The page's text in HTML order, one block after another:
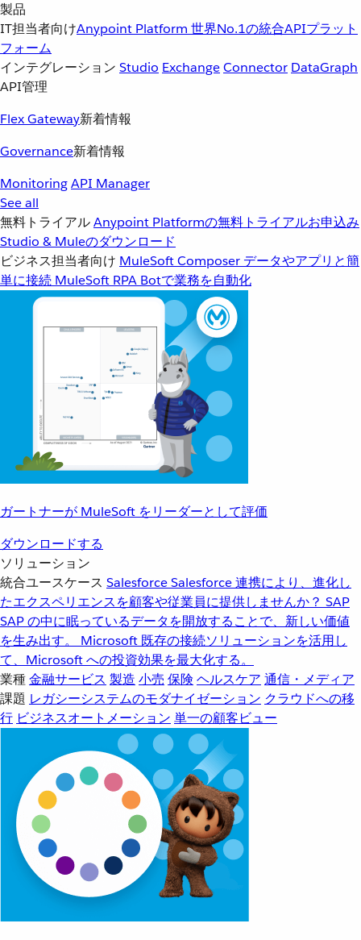
製品
IT担当者向けAnypoint Platform 世界No.1の統合APIプラット
フォーム
インテグレーション Studio ExchangeConnector DataGraph
API管理
Flex Gateway新着情報
Governance新着情報
MonitoringAPI Manager
See all
無料トライアルAnypoint Platformの無料トライアルお申込み
Studio & Muleのダウンロード
ビジネス担当者向け MuleSoft Composer データやアプリと簡
単に接続 MuleSoft RPA Botで業務を自動化
ガートナーが MuleSoft をリーダーとして評価
ダウンロードする
ソリューション
統合ユースケース SalesforceSalesforce 連携により、進化し
たエクスペリエンスを顧客や従業員に提供しませんか？ SAP
SAP の中に眠っているデータを開放することで、新しい価値
を生み出す。
Microsoft 既存の接続ソリューションを活用し
て、Microsoft への投資効果を最大化する。
業種金融サービス 製造 小売 保険 ヘルスケア 通信・メディア
課題 レガシーシステムのモダナイゼーション クラウドへの移
行 ビジネスオートメーション 単一の顧客ビュー